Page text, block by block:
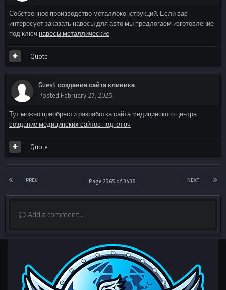
Собственное производство металлоконструкций. Если вас
интересует заказать навесы для авто мы предлогаем изготовление
под ключ навесы металлические
Quote
Guest создание сайта клиника
Posted February 27, 2025
Тут можно преобрести разработка сайта медицинского центра
создание медицинских сайтов под ключ
Quote
PREV NEXT
Page 2365 of 3438
Add a comment...